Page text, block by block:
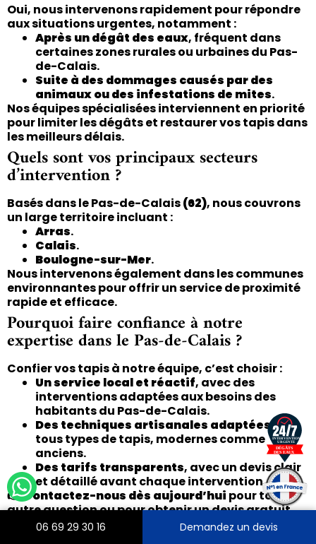
06 69 29 30 16 Demandez un devis
Oui, nous intervenons rapidement pour répondre
aux situations urgentes, notamment :
Après un dégât des eaux, fréquent dans
certaines zones rurales ou urbaines du Pas-
de-Calais.
Suite à des dommages causés par des
animaux ou des infestations de mites.
Nos équipes spécialisées interviennent en priorité
pour limiter les dégâts et restaurer vos tapis dans
les meilleurs délais.
Quels sont vos principaux secteurs
d’intervention ?
Basés dans le Pas-de-Calais(62), nous couvrons
un large territoire incluant :
Arras.
Calais.
Boulogne-sur-Mer.
Nous intervenons également dans les communes
environnantes pour offrir un service de proximité
rapide et efficace.
Pourquoi faire confiance à notre
expertise dans le Pas-de-Calais ?
Confier vos tapis à notre équipe, c’est choisir :
Un service local et réactif, avec des
interventions adaptées aux besoins des
habitants du Pas-de-Calais.
Des techniques artisanales adaptéesà
tous types de tapis, modernes comme
anciens.
Des tarifs transparents, avec un devis clair
et détaillé avant chaque intervention.
👉Contactez-nous dès aujourd’hui pour toute
autre question ou pour obtenir un devis gratuit.
Nos artisans se tiennent prêts à redonner vie à